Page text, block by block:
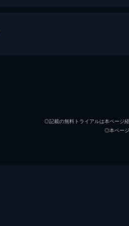
ポヨン（
◎記載の無料トライアルは本ページ
◎本ページ